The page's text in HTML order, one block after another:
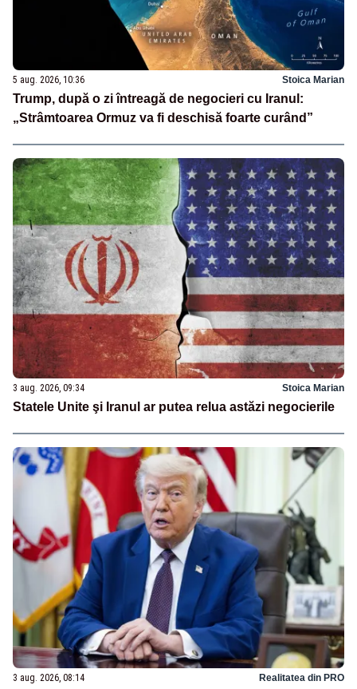
5 aug. 2026, 10:36 Stoica Marian
Trump, după o zi întreagă de negocieri cu Iranul:
„Strâmtoarea Ormuz va fi deschisă foarte curând”
3 aug. 2026, 09:34 Stoica Marian
Statele Unite şi Iranul ar putea relua astăzi negocierile
3 aug. 2026, 08:14 Realitatea din PRO